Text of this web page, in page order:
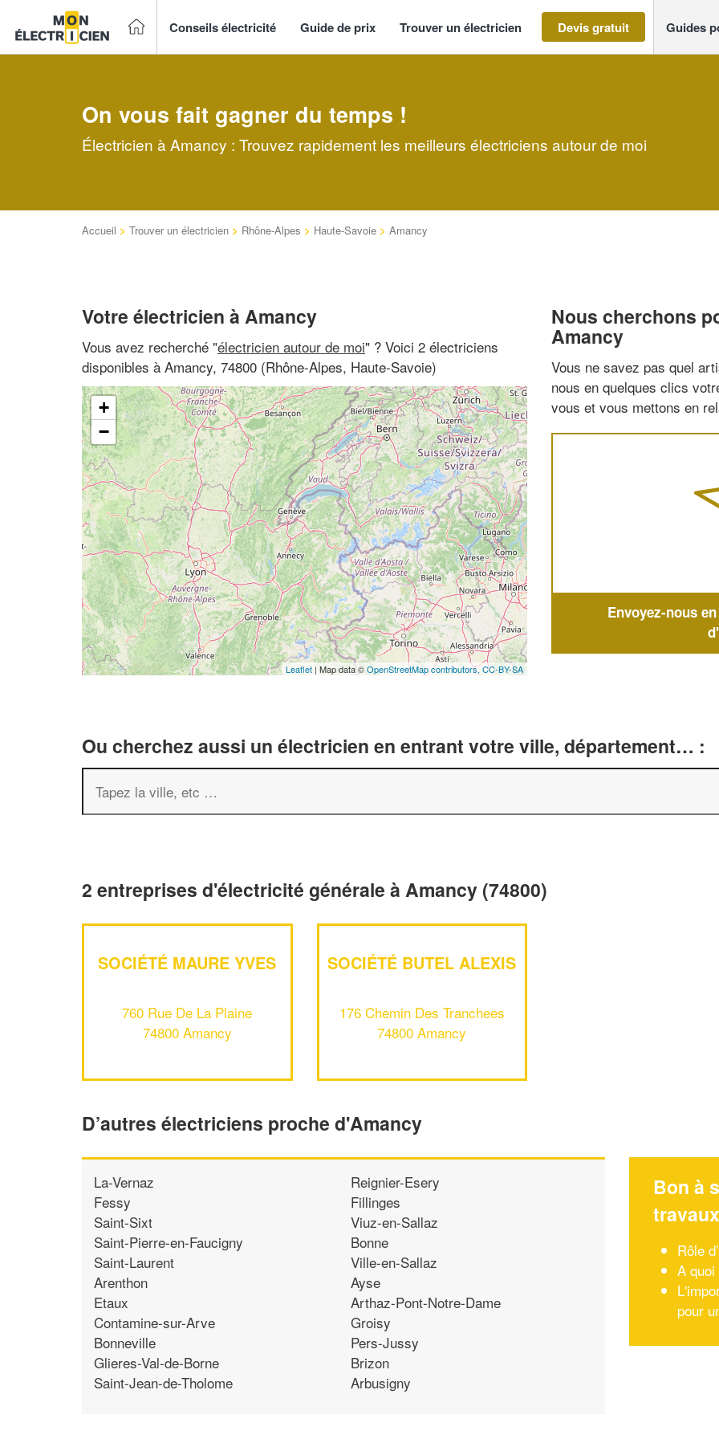
Conseils électricité Guide de prix Trouver un électricien Devis gratuit Guides
On vous fait gagner du temps !
Électricien à Amancy : Trouvez rapidement les meilleurs électriciens autour de moi
Accueil > Trouver un électricien > Rhône-Alpes > Haute-Savoie > Amancy
Votre électricien à Amancy
Vous avez recherché "électricien autour de moi" ? Voici 2 électriciens
disponibles à Amancy, 74800 (Rhône-Alpes, Haute-Savoie)
+
−
Leaflet | Map data ©OpenStreetMap contributors,CC-BY-SA
Nous cherchons
Amancy
Vous ne savez pas quel
nous en quelques clics
vous et vous mettons en
Envoyez-nous
Ou cherchez aussi un électricien en entrant votre ville, département… :
2 entreprises d'électricité générale à Amancy (74800)
SOCIÉTÉ MAURE YVES
760 Rue De La Plaine
74800 Amancy
SOCIÉTÉ BUTEL ALEXIS
176 Chemin Des Tranchees
74800 Amancy
D’autres électriciens proche d'Amancy
La-Vernaz
Fessy
Saint-Sixt
Saint-Pierre-en-Faucigny
Saint-Laurent
Arenthon
Etaux
Contamine-sur-Arve
Bonneville
Glieres-Val-de-Borne
Saint-Jean-de-Tholome
Reignier-Esery
Fillinges
Viuz-en-Sallaz
Bonne
Ville-en-Sallaz
Ayse
Arthaz-Pont-Notre-Dame
Groisy
Pers-Jussy
Brizon
Arbusigny
Bon à
travaux
Rôle
A
pour